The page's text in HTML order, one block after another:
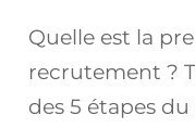
Quelle est la
recrutement ?
des 5 étapes